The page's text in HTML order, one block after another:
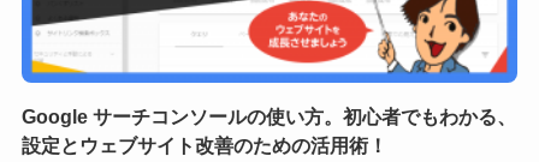
Google サーチコンソールの使い方。初心者でもわかる、
設定とウェブサイト改善のための活用術！